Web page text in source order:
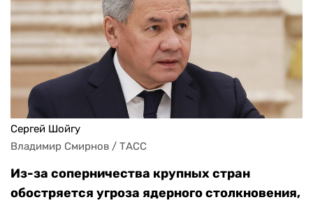
Сергей Шойгу
Владимир Смирнов / ТАСС
Из-за соперничества крупных стран
обостряется угроза ядерного столкновения,